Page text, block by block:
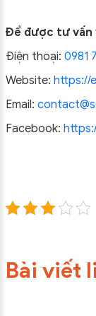
Để được tư vấn
Điện thoại: 0981
Website: https://
Email:
Facebook:
Bài viết